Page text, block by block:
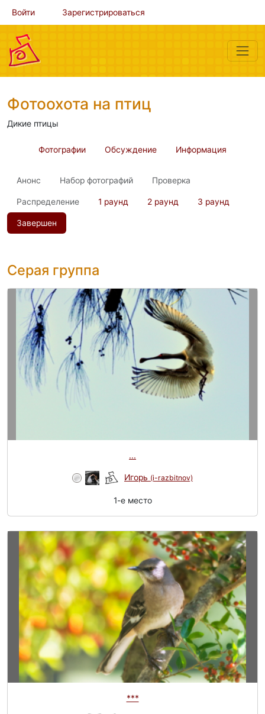
Войти Зарегистрироваться
Фотоохота на птиц
Дикие птицы
Фотографии Обсуждение Информация
Анонс Набор фотографий Проверка
Распределение 1 раунд 2 раунд 3 раунд
Завершен
Серая группа
...
Игорь (i-razbitnov)
1-e место
***